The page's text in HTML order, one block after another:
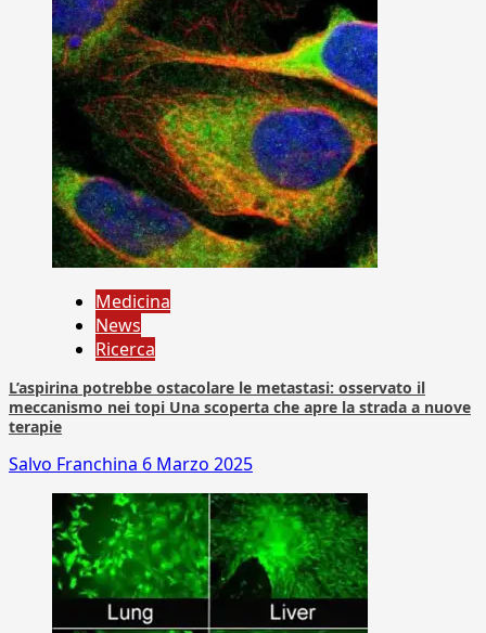
Medicina
News
Ricerca
L’aspirina potrebbe ostacolare le metastasi: osservato il
meccanismo nei topi Una scoperta che apre la strada a nuove
terapie
Salvo Franchina 6 Marzo 2025